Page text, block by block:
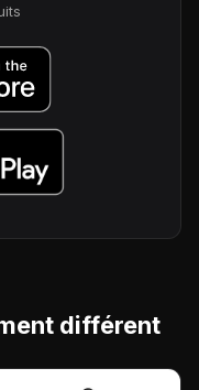
différent